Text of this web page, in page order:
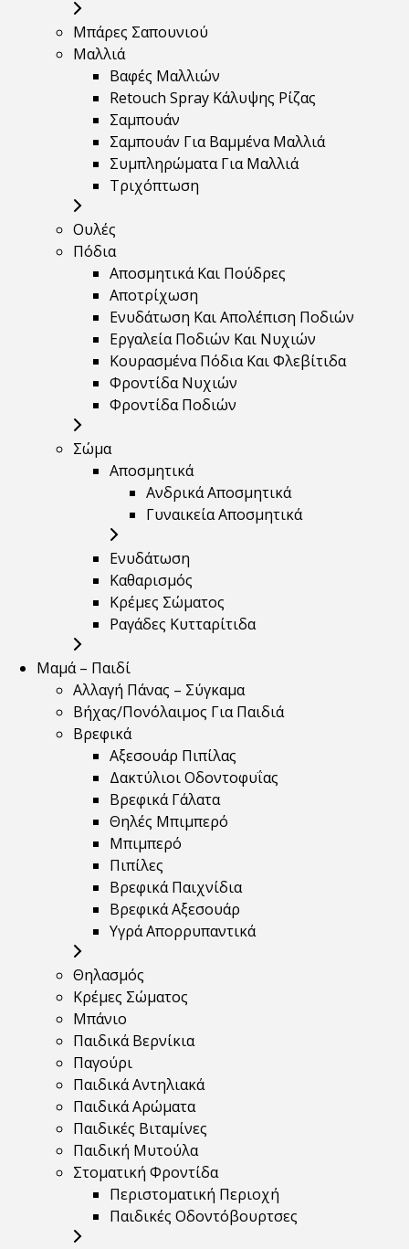
Μπάρες Σαπουνιού
Μαλλιά
Βαφές Μαλλιών
Retouch Spray Κάλυψης Ρίζας
Σαμπουάν
Σαμπουάν Για Βαμμένα Μαλλιά
Συμπληρώματα Για Μαλλιά
Τριχόπτωση
Ουλές
Πόδια
Αποσμητικά Και Πούδρες
Αποτρίχωση
Ενυδάτωση Και Απολέπιση Ποδιών
Εργαλεία Ποδιών Και Νυχιών
Κουρασμένα Πόδια Και Φλεβίτιδα
Φροντίδα Νυχιών
Φροντίδα Ποδιών
Σώμα
Αποσμητικά
Ανδρικά Αποσμητικά
Γυναικεία Αποσμητικά
Ενυδάτωση
Καθαρισμός
Κρέμες Σώματος
Ραγάδες Κυτταρίτιδα
Μαμά – Παιδί
Αλλαγή Πάνας – Σύγκαμα
Βήχας/Πονόλαιμος Για Παιδιά
Βρεφικά
Αξεσουάρ Πιπίλας
Δακτύλιοι Οδοντοφυΐας
Βρεφικά Γάλατα
Θηλές Μπιμπερό
Μπιμπερό
Πιπίλες
Βρεφικά Παιχνίδια
Βρεφικά Αξεσουάρ
Υγρά Απορρυπαντικά
Θηλασμός
Κρέμες Σώματος
Μπάνιο
Παιδικά Βερνίκια
Παγούρι
Παιδικά Αντηλιακά
Παιδικά Αρώματα
Παιδικές Βιταμίνες
Παιδική Μυτούλα
Στοματική Φροντίδα
Περιστοματική Περιοχή
Παιδικές Οδοντόβουρτσες